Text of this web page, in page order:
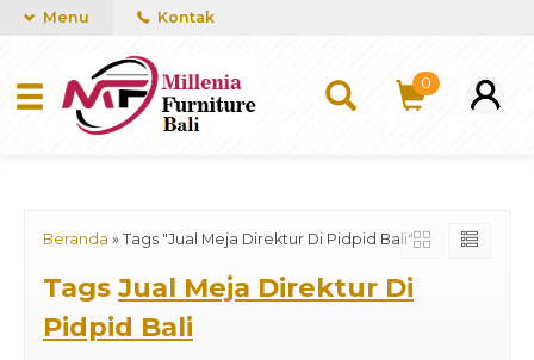
mUCn7CwGawCVTvwq7a99f4AgACOVgZvYEW65FFSDBf0
Menu Kontak
0
Beranda » Tags "Jual Meja Direktur Di Pidpid Bali"
Tags Jual Meja Direktur Di
Pidpid Bali